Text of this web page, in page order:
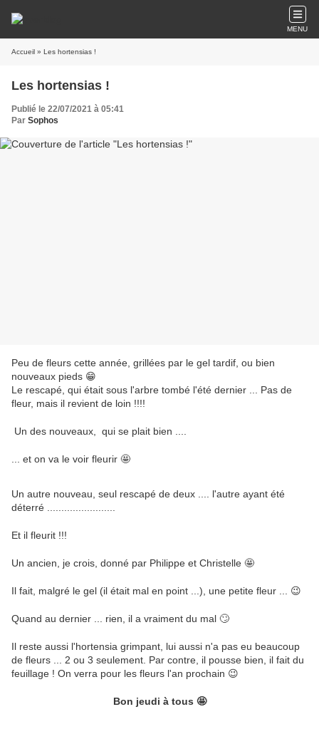
MENU
Accueil » Les hortensias !
Les hortensias !
Publié le 22/07/2021 à 05:41
Par Sophos
Peu de fleurs cette année, grillées par le gel tardif, ou bien
nouveaux pieds 😁
Le rescapé, qui était sous l'arbre tombé l'été dernier ... Pas de
fleur, mais il revient de loin !!!!
Un des nouveaux, qui se plait bien ....
... et on va le voir fleurir 🤩
Un autre nouveau, seul rescapé de deux .... l'autre ayant été
déterré ........................
Et il fleurit !!!
Un ancien, je crois, donné par Philippe et Christelle 🤩
Il fait, malgré le gel (il était mal en point ...), une petite fleur ... 😉
Quand au dernier ... rien, il a vraiment du mal 🙄
Il reste aussi l'hortensia grimpant, lui aussi n'a pas eu beaucoup
de fleurs ... 2 ou 3 seulement. Par contre, il pousse bien, il fait du
feuillage ! On verra pour les fleurs l'an prochain 😉
Bon jeudi à tous 🤩